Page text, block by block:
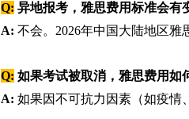
Q: 异地报考，雅思费用标准会有
A: 不会。2026年中国大陆地区雅
Q: 如果考试被取消，雅思费用如
A: 如果因不可抗力因素（如疫情